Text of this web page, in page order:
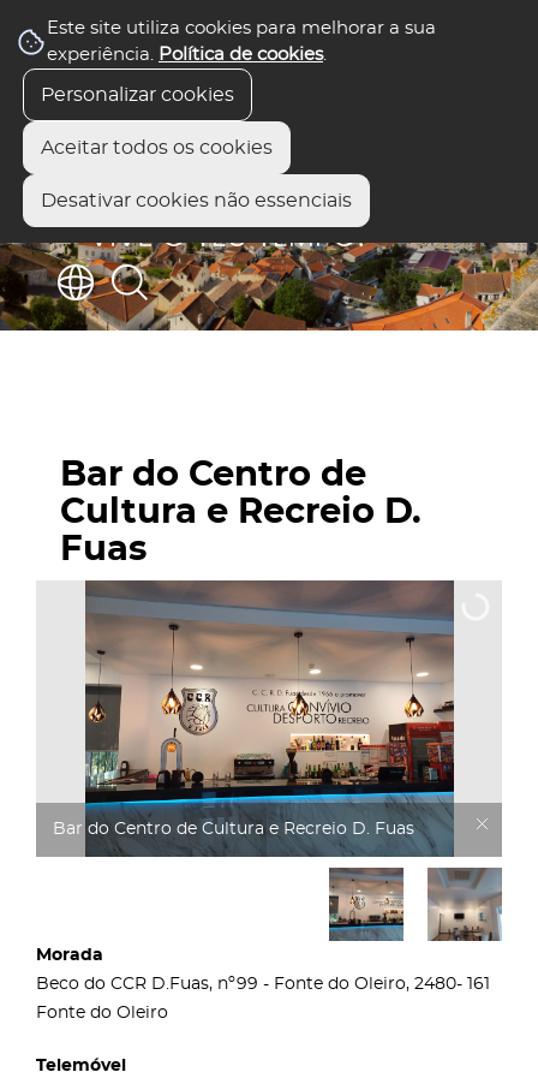
Este site utiliza cookies para melhorar a sua
experiência. Política de cookies.
Personalizar cookies
Aceitar todos os cookies
Desativar cookies não essenciais
Bar do Centro de
Cultura e Recreio D.
Fuas
Bar do Centro de Cultura e Recreio D. Fuas
Morada
Beco do CCR D.Fuas, nº99 - Fonte do Oleiro, 2480- 161
Fonte do Oleiro
Telemóvel